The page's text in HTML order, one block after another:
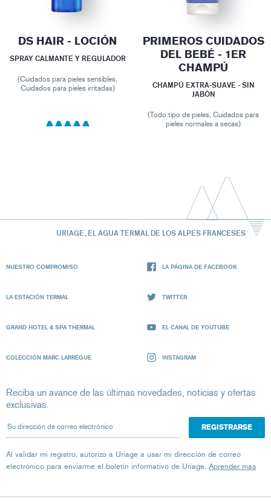
DS HAIR - LOCIÓN
SPRAY CALMANTE Y REGULADOR
(Cuidados para pieles sensibles,
Cuidados para pieles irritadas)
PRIMEROS CUIDADOS
DEL BEBÉ - 1ER
CHAMPÚ
CHAMPÚ EXTRA-SUAVE - SIN
JABÓN
(Todo tipo de pieles, Cuidados para
pieles normales a secas)
URIAGE, EL AGUA TERMAL DE LOS ALPES FRANCESES
NUESTRO COMPROMISO
LA ESTACIÓN TERMAL
GRAND HOTEL & SPA THERMAL
COLECCIÓN MARC LARRÈGUE
LA PÁGINA DE FACEBOOK
TWITTER
EL CANAL DE YOUTUBE
INSTAGRAM
Reciba un avance de las últimas novedades, noticias y ofertas
exclusivas.
Su dirección de correo electrónico
Al validar mi registro, autorizo ​​a Uriage a usar mi dirección de correo
electrónico para enviarme el boletín informativo de Uriage. Aprender mas